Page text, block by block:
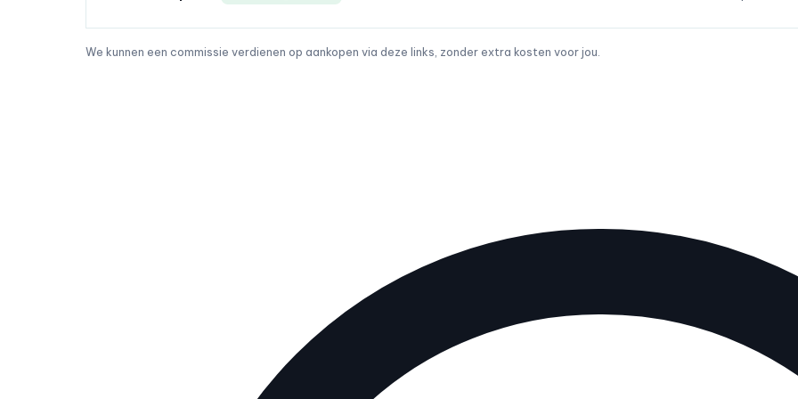
We kunnen een commissie verdienen op aankopen via deze links, zonder extra kosten voor jou.